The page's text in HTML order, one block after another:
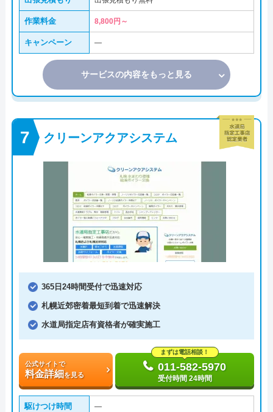
作業料金 8,800円～
キャンペーン ―
サービスの内容をもっと見る
クリーンアクアシステム
365日24時間受付で迅速対応
札幌近郊密着最短到着で迅速解決
水道局指定店有資格者が確実施工
公式サイトで
料金詳細を見る
まずは電話相談！
011-582-5970
受付時間 24時間
駆けつけ時間 ―